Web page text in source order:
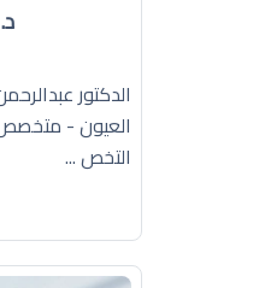
الدكتور
العيون -
التخص ...